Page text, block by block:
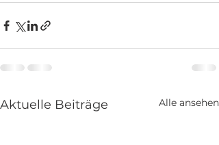
Aktuelle Beiträge Alle ansehen